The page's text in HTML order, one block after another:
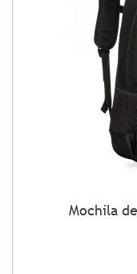
Mochila